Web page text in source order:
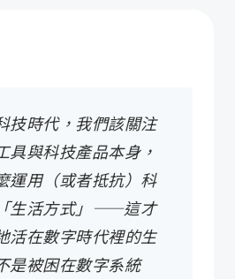
由的世界
技時代，我們該關注
具與科技產品本身，
運用（或者抵抗）科
生活方式」——這才
活在數字時代裡的生
是被困在數字系統